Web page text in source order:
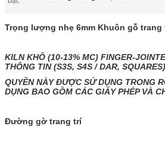
Trọng lượng nhẹ 6mm Khuôn gỗ trang
KILN KHÔ (10-13% MC) FINGER-
THÔNG TIN (S3S, S4S / DAR, SQUARES)
QUYỀN NÀY ĐƯỢC SỬ DỤNG TRONG
DỤNG BAO GỒM CÁC GIẤY PHÉP VÀ
Đường gờ trang trí